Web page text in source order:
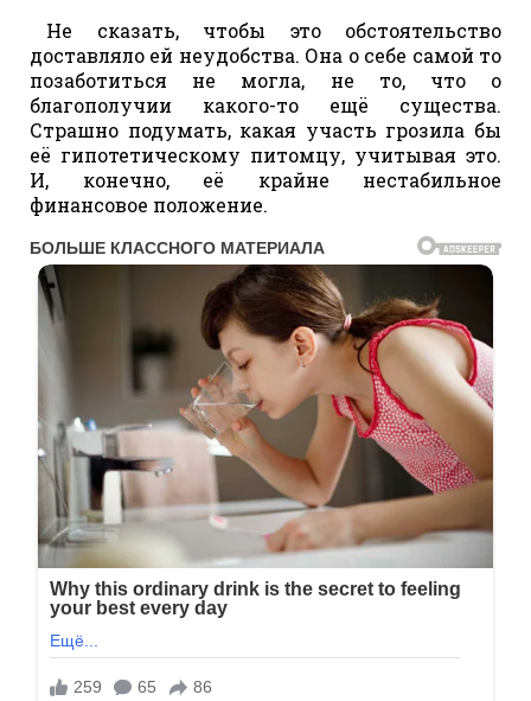
Не сказать, чтобы это обстоятельство
доставляло ей неудобства. Она о себе самой то
позаботиться не могла, не то, что о
благополучии какого-то ещё существа.
Страшно подумать, какая участь грозила бы
её гипотетическому питомцу, учитывая это.
И, конечно, её крайне нестабильное
финансовое положение.